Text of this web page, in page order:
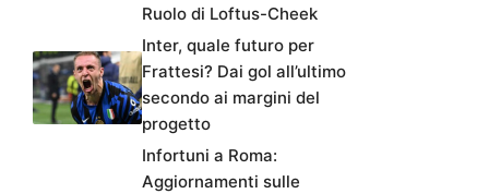
Ruolo di Loftus-Cheek
Inter, quale futuro per
Frattesi? Dai gol all’ultimo
secondo ai margini del
progetto
Infortuni a Roma:
Aggiornamenti sulle